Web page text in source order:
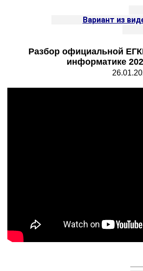
Вариант из
Разбор официальной
информатике